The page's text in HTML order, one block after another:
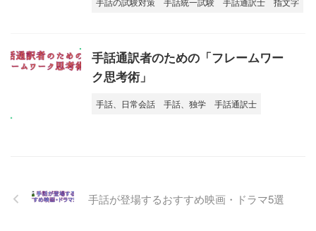
手話通訳者のための「フレームワー
ク思考術」
手話、日常会話 手話、独学 手話通訳士
手話が登場するおすすめ映画・ドラマ5選